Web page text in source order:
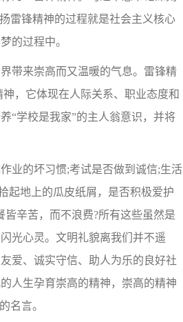
雷锋精神的过程就是社会主义核心
的过程中。
带来崇高而又温暖的气息。雷锋精
，它体现在人际关系、职业态度和
“学校是我家”的主人翁意识，并将
业的坏习惯;考试是否做到诚信;生活
起地上的瓜皮纸屑，是否积极爱护
辛苦，而不浪费?所有这些虽然是
光心灵。文明礼貌离我们并不遥
爱、诚实守信、助人为乐的良好社
人生孕育崇高的精神，崇高的精神
名言。